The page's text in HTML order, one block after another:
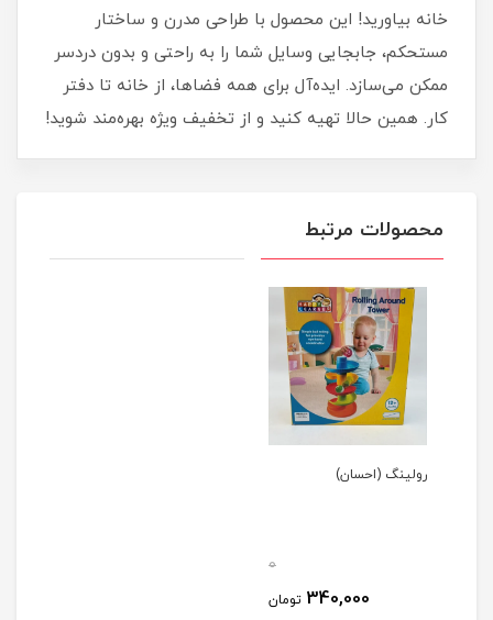
خانه بیاورید! این محصول با طراحی مدرن و ساختار
مستحکم، جابجایی وسایل شما را به راحتی و بدون دردسر
ممکن می‌سازد. ایده‌آل برای همه فضاها، از خانه تا دفتر
کار. همین حالا تهیه کنید و از تخفیف ویژه بهره‌مند شوید!
محصولات مرتبط
رولینگ (احسان)
0
340,000 تومان